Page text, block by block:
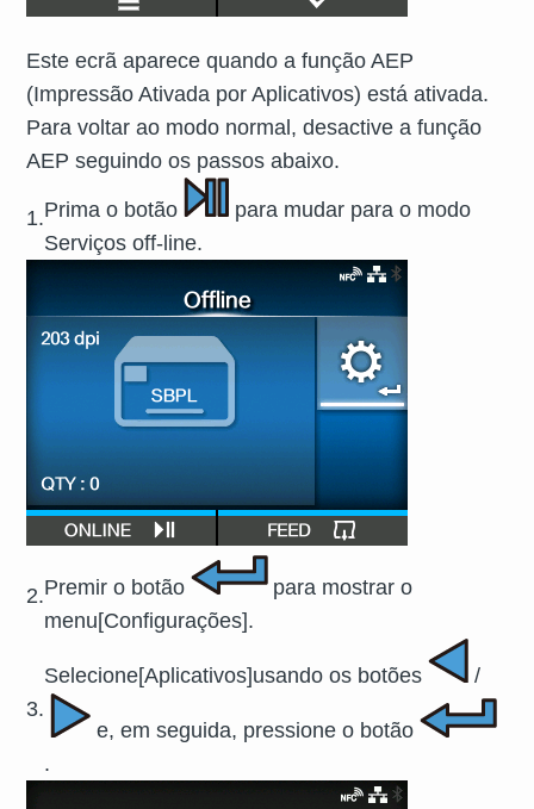
Este ecrã aparece quando a função AEP
(Impressão Ativada por Aplicativos) está ativada.
Para voltar ao modo normal, desactive a função
AEP seguindo os passos abaixo.
1.Prima o botão
para mudar para o modo
Serviços off-line.
2.Premir o botão
para mostrar o
menu[Configurações].
3.
Selecione[Aplicativos]usando os botões /
e, em seguida, pressione o botão
.